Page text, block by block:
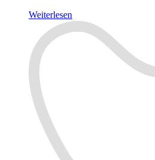
Weiterlesen